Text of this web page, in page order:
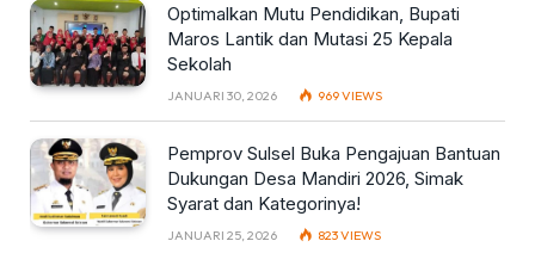
Optimalkan Mutu Pendidikan, Bupati
Maros Lantik dan Mutasi 25 Kepala
Sekolah
JANUARI 30, 2026 969VIEWS
Pemprov Sulsel Buka Pengajuan Bantuan
Dukungan Desa Mandiri 2026, Simak
Syarat dan Kategorinya!
JANUARI 25, 2026 823VIEWS